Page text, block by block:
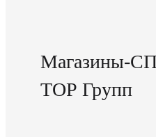
Магазины-
ТОР Групп